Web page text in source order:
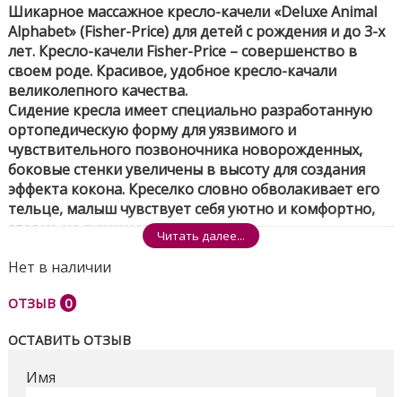
Шикарное массажное кресло-качели «Deluxe Animal
Alphabet» (Fisher-Price) для детей с рождения и до 3-х
лет. Кресло-качели Fisher-Price – совершенство в
своем роде. Красивое, удобное кресло-качали
великолепного качества.
Сидение кресла имеет специально разработанную
ортопедическую форму для уязвимого и
чувствительного позвоночника новорожденных,
боковые стенки увеличены в высоту для создания
эффекта кокона. Креселко словно обволакивает его
тельце, малыш чувствует себя уютно и комфортно,
словно на руках у мамы.
Стильный дизайн и нежная расцветка подойдет как
для мальчика, так и для девочки. Новое углубленное
малыша и пространство по мере роста ребенка.
приятного текстиля кресла. Режим вибрации и
каждый новый день незабываемым и полным
Читать далее...
Нет в наличии
ОТЗЫВ 0
ОСТАВИТЬ ОТЗЫВ
Имя